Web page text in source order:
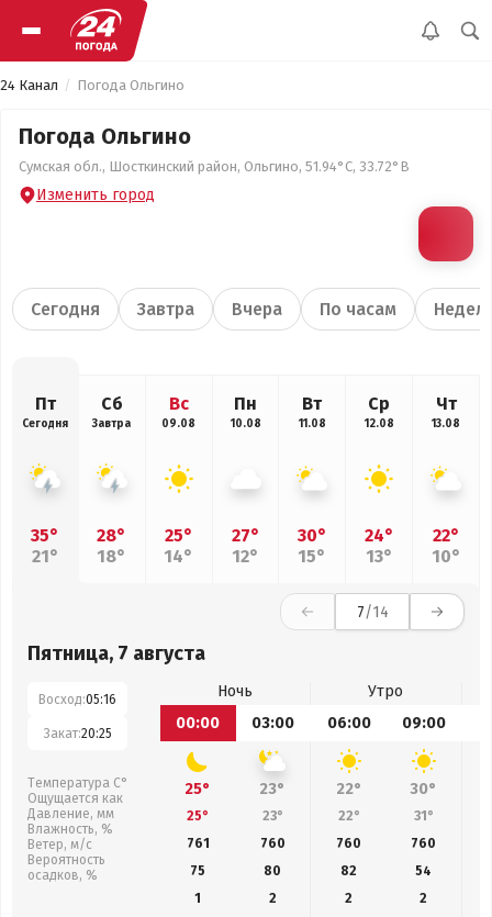
24 Канал Погода Ольгино
Погода Ольгино
Сумская обл., Шосткинский район, Ольгино, 51.94°С, 33.72°В
Изменить город
Сегодня Завтра Вчера По часам
Пт
Сегодня
35°
21°
Сб
Завтра
28°
18°
Вс
09.08
25°
14°
Пн
10.08
27°
12°
Вт
11.08
30°
15°
Ср
12.08
24°
13°
Чт
13.08
22°
10°
7/14
Пятница, 7 августа
Восход:05:16
Закат:20:25
Температура С°
Ощущается как
Давление, мм
Влажность, %
Ветер, м/с
Вероятность
осадков, %
Ночь
Утро
00:00
03:00 06:00 09:00
25° 23° 22° 30°
25° 23° 22° 31°
761
760 760 760
75
80 82 54
1
2 2
2